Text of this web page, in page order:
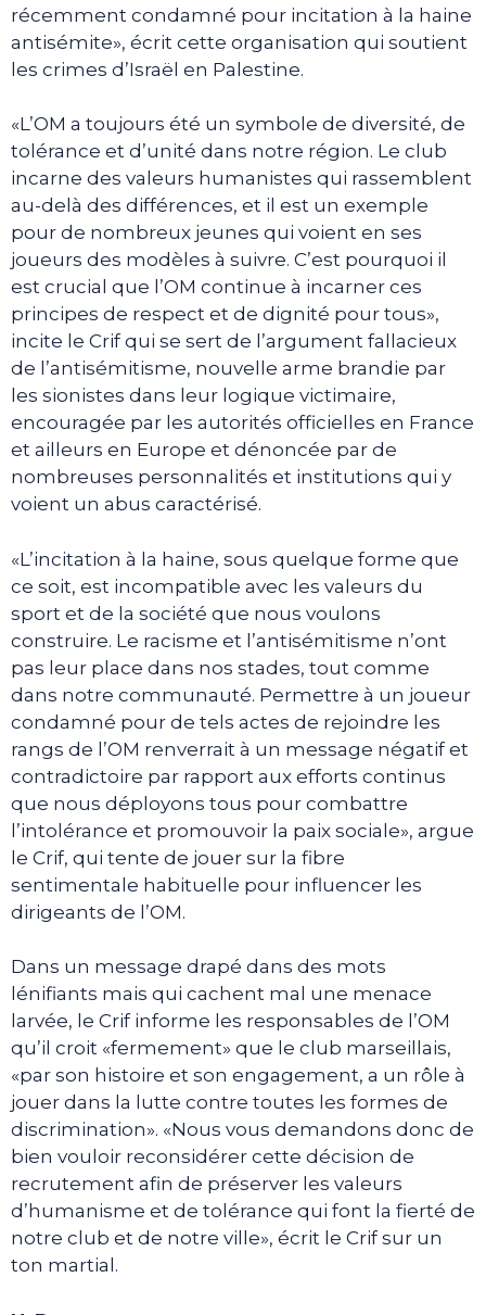
récemment condamné pour incitation à la haine
antisémite», écrit cette organisation qui soutient
les crimes d’Israël en Palestine.
«L’OM a toujours été un symbole de diversité, de
tolérance et d’unité dans notre région. Le club
incarne des valeurs humanistes qui rassemblent
au-delà des différences, et il est un exemple
pour de nombreux jeunes qui voient en ses
joueurs des modèles à suivre. C’est pourquoi il
est crucial que l’OM continue à incarner ces
principes de respect et de dignité pour tous»,
incite le Crif qui se sert de l’argument fallacieux
de l’antisémitisme, nouvelle arme brandie par
les sionistes dans leur logique victimaire,
encouragée par les autorités officielles en France
et ailleurs en Europe et dénoncée par de
nombreuses personnalités et institutions qui y
voient un abus caractérisé.
«L’incitation à la haine, sous quelque forme que
ce soit, est incompatible avec les valeurs du
sport et de la société que nous voulons
construire. Le racisme et l’antisémitisme n’ont
pas leur place dans nos stades, tout comme
dans notre communauté. Permettre à un joueur
condamné pour de tels actes de rejoindre les
rangs de l’OM renverrait à un message négatif et
contradictoire par rapport aux efforts continus
que nous déployons tous pour combattre
l’intolérance et promouvoir la paix sociale», argue
le Crif, qui tente de jouer sur la fibre
sentimentale habituelle pour influencer les
dirigeants de l’OM.
Dans un message drapé dans des mots
lénifiants mais qui cachent mal une menace
larvée, le Crif informe les responsables de l’OM
qu’il croit «fermement» que le club marseillais,
«par son histoire et son engagement, a un rôle à
jouer dans la lutte contre toutes les formes de
discrimination». «Nous vous demandons donc de
bien vouloir reconsidérer cette décision de
recrutement afin de préserver les valeurs
d’humanisme et de tolérance qui font la fierté de
notre club et de notre ville», écrit le Crif sur un
ton martial.